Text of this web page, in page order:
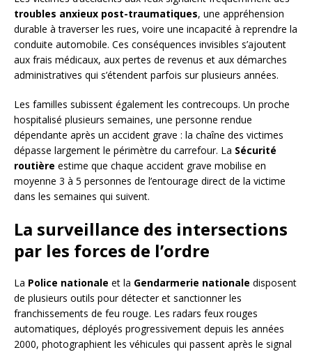
troubles anxieux post-traumatiques, une appréhension
durable à traverser les rues, voire une incapacité à reprendre la
conduite automobile. Ces conséquences invisibles s’ajoutent
aux frais médicaux, aux pertes de revenus et aux démarches
administratives qui s’étendent parfois sur plusieurs années.
Les familles subissent également les contrecoups. Un proche
hospitalisé plusieurs semaines, une personne rendue
dépendante après un accident grave : la chaîne des victimes
dépasse largement le périmètre du carrefour. La Sécurité
routière estime que chaque accident grave mobilise en
moyenne 3 à 5 personnes de l’entourage direct de la victime
dans les semaines qui suivent.
La surveillance des intersections
par les forces de l’ordre
La Police nationale et la Gendarmerie nationale disposent
de plusieurs outils pour détecter et sanctionner les
franchissements de feu rouge. Les radars feux rouges
automatiques, déployés progressivement depuis les années
2000, photographient les véhicules qui passent après le signal